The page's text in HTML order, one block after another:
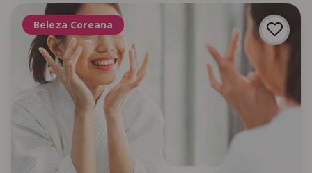
Beleza Coreana